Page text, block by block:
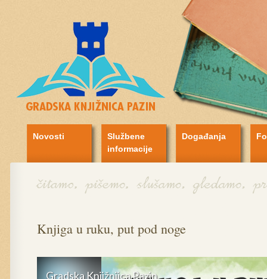
Novosti
Službene
informacije
Događanja
Knjiga u ruku, put pod noge